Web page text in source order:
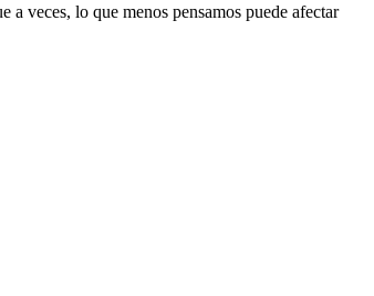
a veces, lo que menos pensamos puede afectar